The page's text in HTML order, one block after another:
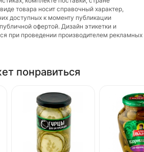
товара носит справочный характер,
доступных к моменту публикации
офертой. Дизайн этикетки и
при проведении производителем рекламных
понравиться